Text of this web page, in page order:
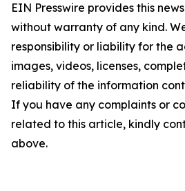
EIN Presswire provides this
without warranty of any kind.
responsibility or liability for the
images, videos, licenses,
reliability of the information
If you have any complaints or
related to this article, kindly
above.